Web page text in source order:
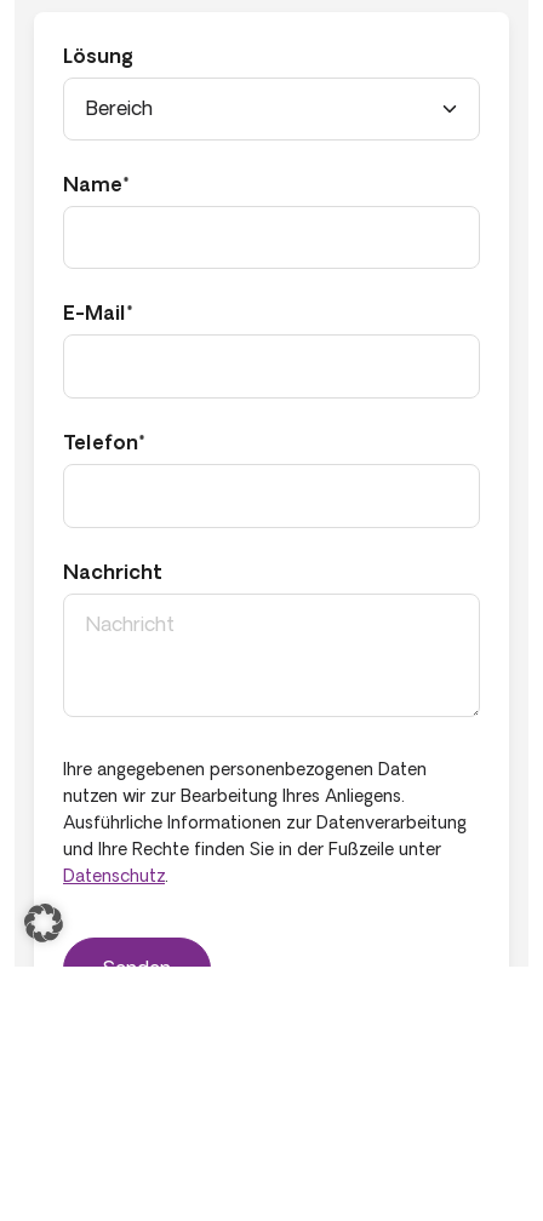
Lösung
Name*
E-Mail*
Telefon*
Nachricht
Ihre angegebenen personenbezogenen Daten
nutzen wir zur Bearbeitung Ihres Anliegens.
Ausführliche Informationen zur Datenverarbeitung
und Ihre Rechte finden Sie in der Fußzeile unter
Datenschutz